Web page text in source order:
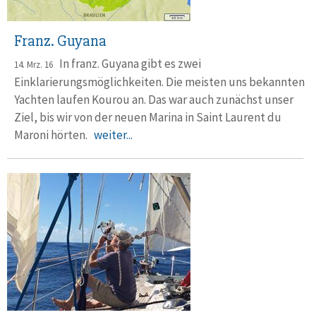
Franz. Guyana
14. Mrz. 16 In franz. Guyana gibt es zwei
Einklarierungsmöglichkeiten. Die meisten uns bekannten
Yachten laufen Kourou an. Das war auch zunächst unser
Ziel, bis wir von der neuen Marina in Saint Laurent du
Maroni hörten. weiter...